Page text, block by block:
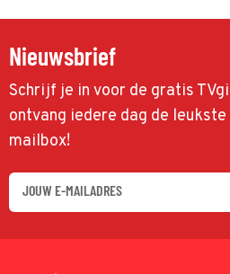
Nieuwsbrief
Schrijf je in voor de gratis
ontvang iedere dag de
mailbox!